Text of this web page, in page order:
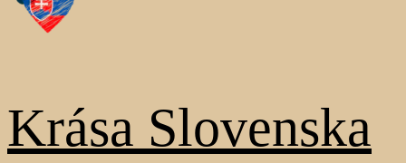
Krása Slovenska